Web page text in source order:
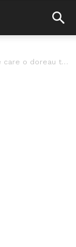
utilizatorii de telefoane...